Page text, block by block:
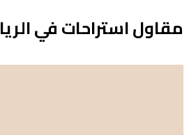
مقاول استراحات في